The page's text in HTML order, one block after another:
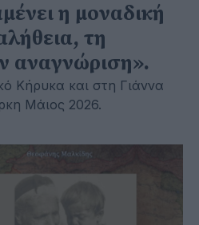
η μοναδική
τη
αναγνώριση».
Κήρυκα και στη Γιάννα
Μάιος 2026.